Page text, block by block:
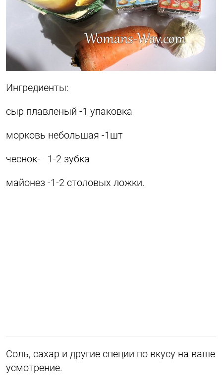
Ингредиенты:
сыр плавленый -1 упаковка
морковь небольшая -1шт
чеснок- 1-2 зубка
майонез -1-2 столовых ложки.
Соль, сахар и другие специи по вкусу на ваше
усмотрение.